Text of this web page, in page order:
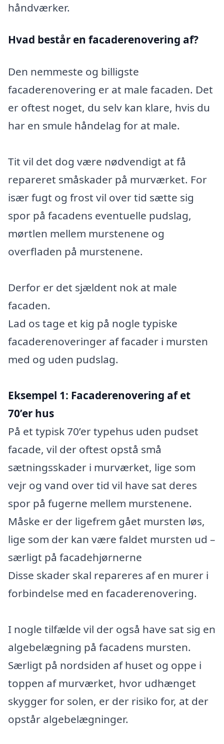
håndværker.
Hvad består en facaderenovering af?
Den nemmeste og billigste
facaderenovering er at male facaden. Det
er oftest noget, du selv kan klare, hvis du
har en smule håndelag for at male.
Tit vil det dog være nødvendigt at få
repareret småskader på murværket. For
især fugt og frost vil over tid sætte sig
spor på facadens eventuelle pudslag,
mørtlen mellem murstenene og
overfladen på murstenene.
Derfor er det sjældent nok at male
facaden.
Lad os tage et kig på nogle typiske
facaderenoveringer af facader i mursten
med og uden pudslag.
Eksempel 1: Facaderenovering af et
70’er hus
På et typisk 70’er typehus uden pudset
facade, vil der oftest opstå små
sætningsskader i murværket, lige som
vejr og vand over tid vil have sat deres
spor på fugerne mellem murstenene.
Måske er der ligefrem gået mursten løs,
lige som der kan være faldet mursten ud –
særligt på facadehjørnerne
Disse skader skal repareres af en murer i
forbindelse med en facaderenovering.
I nogle tilfælde vil der også have sat sig en
algebelægning på facadens mursten.
Særligt på nordsiden af huset og oppe i
toppen af murværket, hvor udhænget
skygger for solen, er der risiko for, at der
opstår algebelægninger.